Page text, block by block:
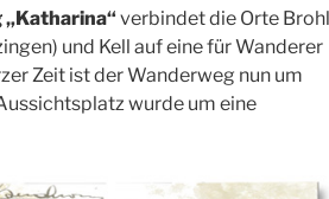
„Katharina“verbindet die Orte Brohl
und Kell auf eine für Wanderer
Zeit ist der Wanderweg nun um
wurde um eine